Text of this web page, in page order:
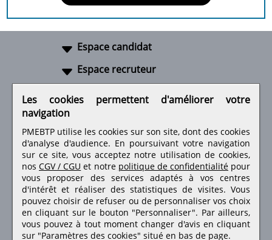
Espace candidat
Espace recruteur
Retrouvez-nous sur les réseaux sociaux
Les cookies permettent d'améliorer votre
navigation
PMEBTP utilise les cookies sur son site, dont des cookies
d'analyse d'audience. En poursuivant votre navigation
sur ce site, vous acceptez notre utilisation de cookies,
nos CGV / CGU et notre politique de confidentialité pour
vous proposer des services adaptés à vos centres
d'intérêt et réaliser des statistiques de visites.Vous
pouvez choisir de refuser ou de personnaliser vos choix
en cliquant sur le bouton "Personnaliser". Par ailleurs,
vous pouvez à tout moment changer d'avis en cliquant
sur "Paramètres des cookies" situé en bas de page.